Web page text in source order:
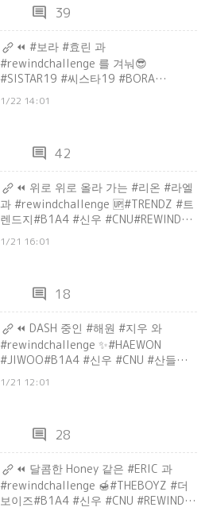
comment 39
⏪ #보라 #효린 과
#rewindchallenge 를 겨눠😎
#SISTAR19 #씨스타19 #BORA
#REWIND #CONNECT
1/22 14:01
comment 42
⏪ 위로 위로 올라 가는 #리온 #라엘
과 #rewindchallenge 🆙#TRENDZ #트
렌드지#B1A4 #신우 #CNU#REWIND
1/21 16:01
comment 18
⏪ DASH 중인 #해원 #지우 와
#rewindchallenge ✨#HAEWON
#JIWOO#B1A4 #신우 #CNU #산들
1/21 12:01
comment 28
⏪ 달콤한 Honey 같은 #ERIC 과
#rewindchallenge 🍯#THEBOYZ #더
보이즈#B1A4 #신우 #CNU #REWIND